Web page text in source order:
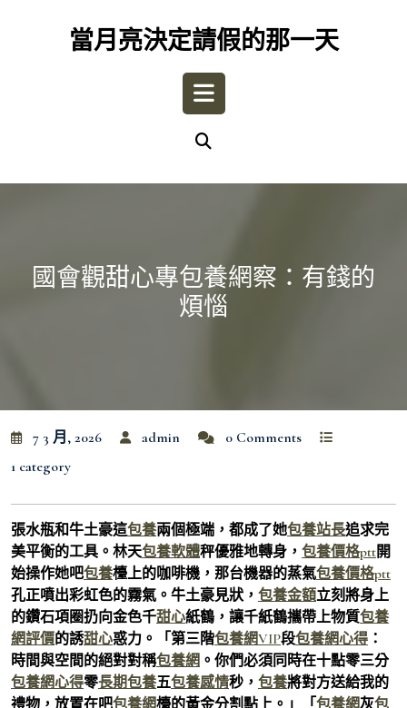
當月亮決定請假的那一天
Open
國會觀甜心專包養網察：有錢的
煩惱
7 3 月, 2026 admin
0 Comments
1 category
張水瓶和牛土豪這包養兩個極端，都成了她包養站長追求完
美平衡的工具。林天包養軟體秤優雅地轉身， 包養價格ptt開
始操作她吧包養檯上的咖啡機，那台機器的蒸氣包養價格ptt
孔正噴出彩虹色的霧氣。牛土豪見狀， 包養金額立刻將身上
的鑽石項圈扔向金色千甜心紙鶴，讓千紙鶴攜帶上物質包養
網評價的誘甜心惑力。「第三階包養網VIP段包養網心得 ：
時間與空間的絕對對稱包養網 。你們必須同時在十點零三分
包養網心得零長期包養五包養感情秒， 包養將對方送給我的
禮物，放置在吧包養網檯的黃金分割點上。」「包養網灰包